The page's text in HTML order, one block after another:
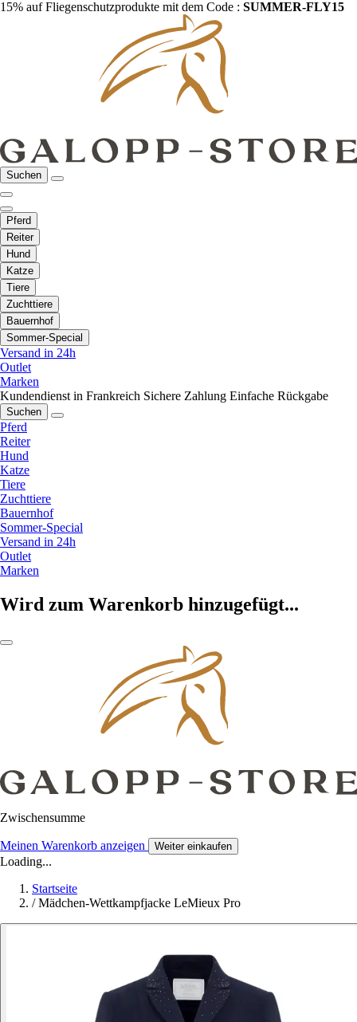
15% auf Fliegenschutzprodukte mit dem Code : SUMMER-FLY15
Suchen
Pferd
Reiter
Hund
Katze
Tiere
Zuchttiere
Bauernhof
Sommer-Special
Versand in 24h
Outlet
Marken
Kundendienst in Frankreich Sichere Zahlung Einfache Rückgabe
Suchen
Pferd
Reiter
Hund
Katze
Tiere
Zuchttiere
Bauernhof
Sommer-Special
Versand in 24h
Outlet
Marken
Wird zum Warenkorb hinzugefügt...
Zwischensumme
Meinen Warenkorb anzeigen Weiter einkaufen
Loading...
Startseite
/ Mädchen-Wettkampfjacke LeMieux Pro